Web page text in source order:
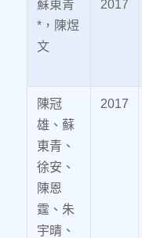
蘇東青
*，陳煜
文
2017
陳冠
雄、蘇
東青、
徐安、
陳恩
霆、朱
宇晴、
2017